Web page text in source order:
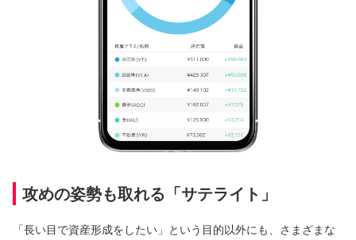
攻めの姿勢も取れる「サテライト」
「長い目で資産形成をしたい」という目的以外にも、さまざまな